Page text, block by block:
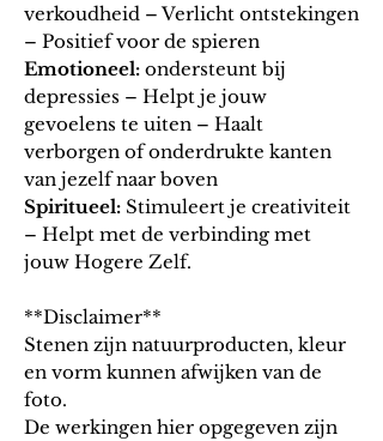
verkoudheid – Verlicht ontstekingen
– Positief voor de spieren
Emotioneel: ondersteunt bij
depressies – Helpt je jouw
gevoelens te uiten – Haalt
verborgen of onderdrukte kanten
van jezelf naar boven
Spiritueel: Stimuleert je creativiteit
– Helpt met de verbinding met
jouw Hogere Zelf.
**Disclaimer**
Stenen zijn natuurproducten, kleur
en vorm kunnen afwijken van de
foto.
De werkingen hier opgegeven zijn